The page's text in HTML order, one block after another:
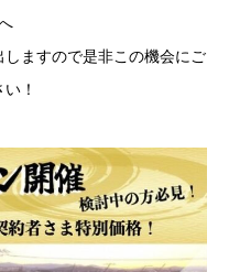
ますので是非この機会にご
！